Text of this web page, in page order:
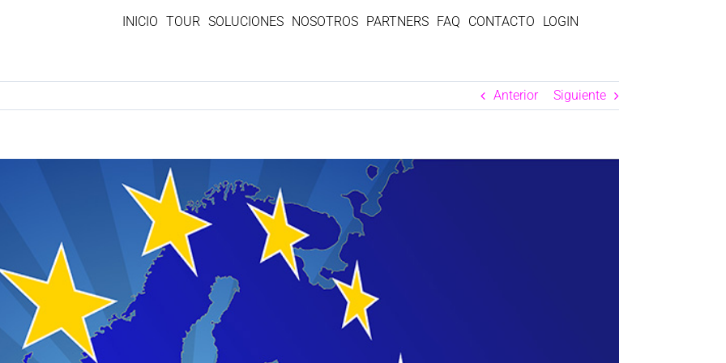
INICIO TOUR SOLUCIONES NOSOTROS PARTNERS FAQ CONTACTO LOGIN
Anterior Siguiente